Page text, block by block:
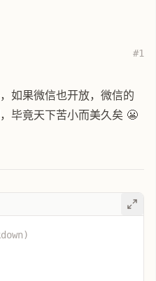
#1
如果微信也开放，微信的
毕竟天下苦小而美久矣 😬